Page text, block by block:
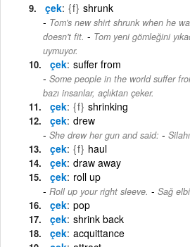
çek {f} shrunk
Tom's new shirt shrunk when he
doesn't fit. - Tom yeni gömleğini
uymuyor.
çek suffer from
Some people in the world suffer
bazı insanlar, açlıktan çeker.
çek {f} shrinking
çek drew
She drew her gun and said: -
çek {f} haul
çek draw away
çek roll up
Roll up your right sleeve. - Sağ
çek pop
çek shrink back
çek acquittance